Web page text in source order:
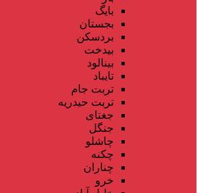
بایگ
بجستان
بردسکن
بیدخت
بینالود
تایباد
تربت جام
تربت حیدریه
جغتای
جنگل
چاشلو
چکنه
چناران
خرو